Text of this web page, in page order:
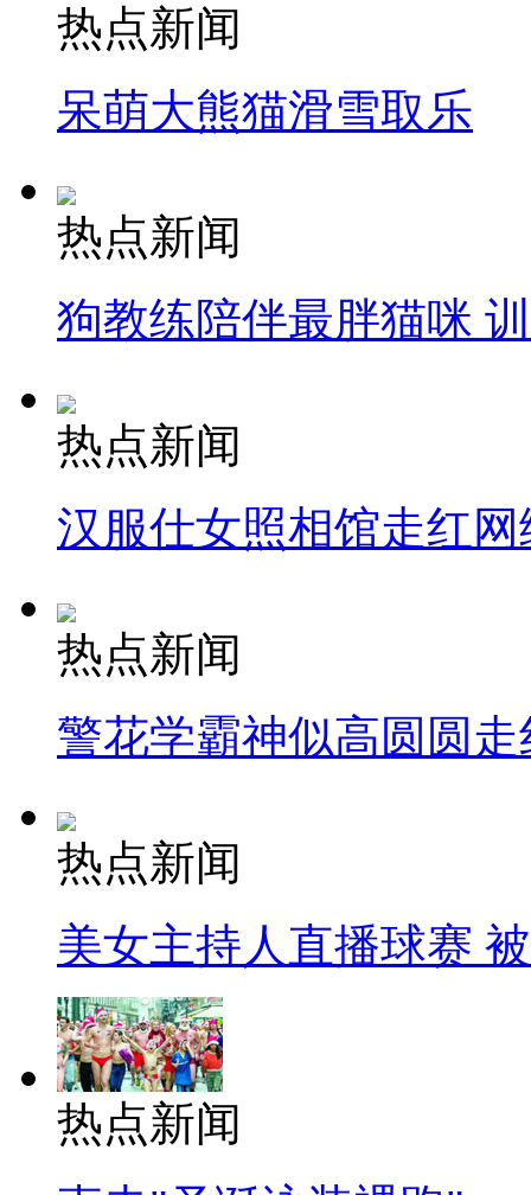
热点新闻
呆萌大熊猫滑雪取乐
热点新闻
狗教练陪伴最胖猫咪
热点新闻
汉服仕女照相馆走红网
热点新闻
警花学霸神似高圆圆走
热点新闻
美女主持人直播球赛
热点新闻